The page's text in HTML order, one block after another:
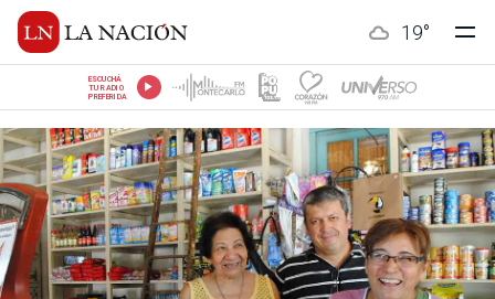
19°
ESCUCHÁ
TU RADIO
PREFERIDA